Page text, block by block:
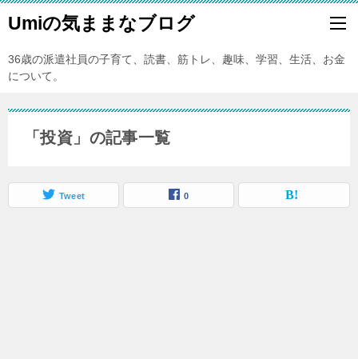
Umiの気ままなブログ
36歳の派遣社員の子育て、読書、筋トレ、趣味、学習、生活、お金
について。
「投資」の記事一覧
Tweet 0